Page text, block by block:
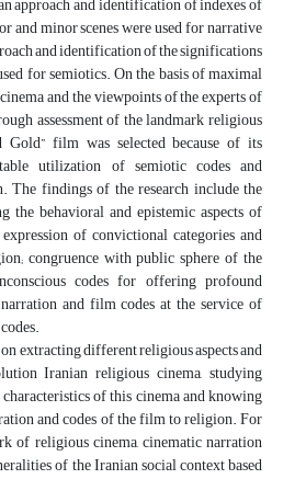
and minor scenes were used for narrative
and identification of the significations
for semiotics. On the basis of maximal
and the viewpoints of the experts of
assessment of the landmark religious
Gold” film was selected because of its
utilization of semiotic codes and
The findings of the research include the
behavioral and epistemic aspects of
of convictional categories and
congruence with public sphere of the
codes for offering profound
and film codes at the service of
extracting different religious aspects and
Iranian religious cinema, studying
of this cinema and knowing
and codes of the film to religion. For
of religious cinema, cinematic narration
of the Iranian social context based